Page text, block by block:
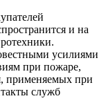
и на
усилиями
при пожаре,
применяемых при
служб